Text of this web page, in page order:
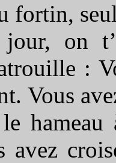
fortin,
on
:
Vous
avez